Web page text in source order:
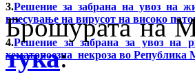
3.Решение за забрана на увоз на
внесување на вирусот на високо
4.Решение за забрана за увоз на
хематопоезна некроза во Република
Брошурата на
тука: